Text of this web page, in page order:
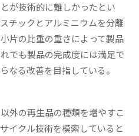
が技術的に難しかったとい
チックとアルミニウムを分離
片の比重の重さによって製品
でも製品の完成度には満足で
なる改善を目指している。
外の再生品の種類を増やすこ
イクル技術を模索していると